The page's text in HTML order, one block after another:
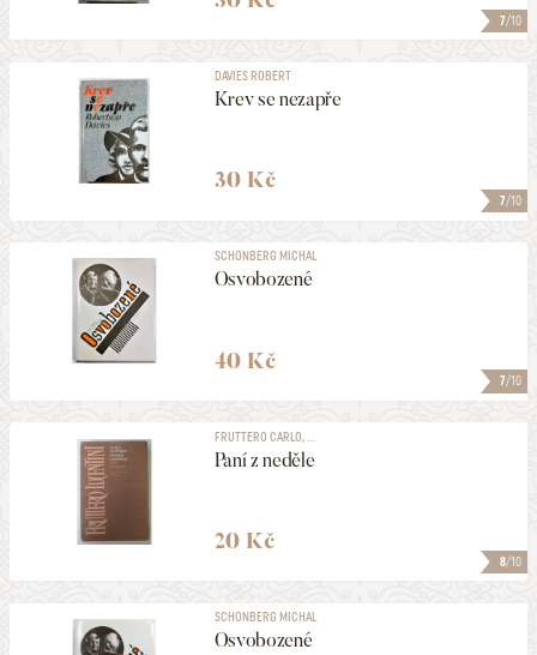
7/10
7/10
DAVIES ROBERT
Krev se nezapře
30 Kč
7/10
SCHONBERG MICHAL
Osvobozené
40 Kč
8/10
FRUTTERO CARLO, ...
Paní z neděle
20 Kč
SCHONBERG MICHAL
Osvobozené